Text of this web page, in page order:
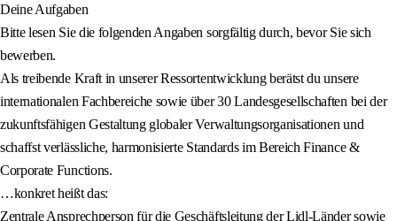
Deine Aufgaben
Bitte lesen Sie die folgenden Angaben sorgfältig durch, bevor Sie sich
bewerben.
Als treibende Kraft in unserer Ressortentwicklung berätst du unsere
internationalen Fachbereiche sowie über 30 Landesgesellschaften bei der
zukunftsfähigen Gestaltung globaler Verwaltungsorganisationen und
schaffst verlässliche, harmonisierte Standards im Bereich Finance &
Corporate Functions.
…konkret heißt das:
Zentrale Ansprechperson für die Geschäftsleitung der Lidl-Länder sowie